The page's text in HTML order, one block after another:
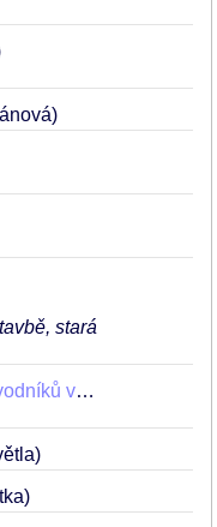
stará
Jak utopit dr. Mráčka aneb Konec vodníků v Čechách